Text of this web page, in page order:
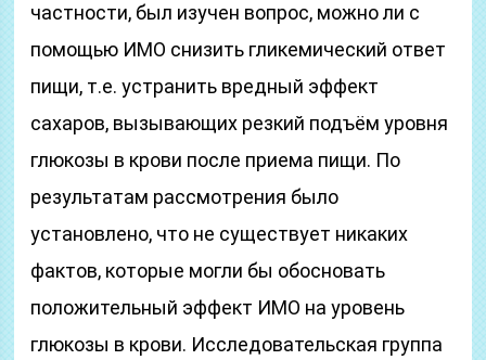
частности, был изучен вопрос, можно ли с
помощью ИМО снизить гликемический ответ
пищи, т.е. устранить вредный эффект
сахаров, вызывающих резкий подъём уровня
глюкозы в крови после приема пищи. По
результатам рассмотрения было
установлено, что не существует никаких
фактов, которые могли бы обосновать
положительный эффект ИМО на уровень
глюкозы в крови. Исследовательская группа